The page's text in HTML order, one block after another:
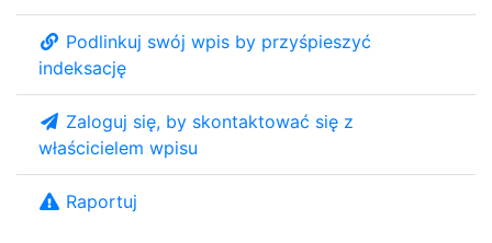
Podlinkuj swój wpis by przyśpieszyć
indeksację
Zaloguj się, by skontaktować się z
właścicielem wpisu
Raportuj